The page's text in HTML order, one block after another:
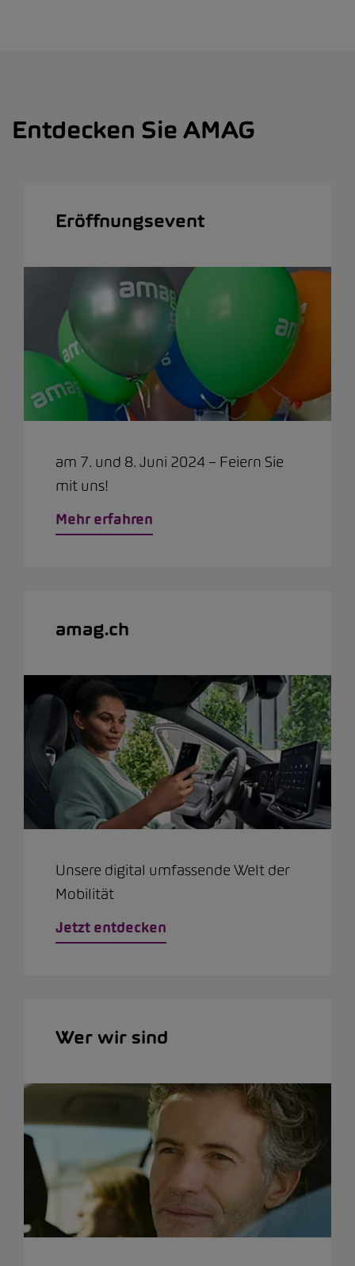
Entdecken Sie AMAG
Eröffnungsevent
am 7. und 8. Juni 2024 – Feiern Sie
mit uns!
Mehr erfahren
amag.ch
Unsere digital umfassende Welt der
Mobilität
Jetzt entdecken
Wer wir sind